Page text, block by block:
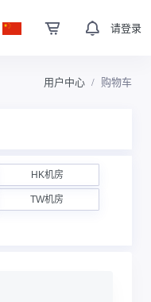
请登录
用户中心 购物车
HK机房
TW机房